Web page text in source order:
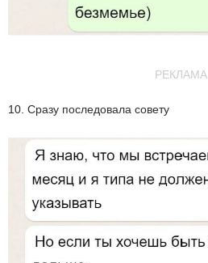
РЕКЛАМА
10. Сразу последовала совету